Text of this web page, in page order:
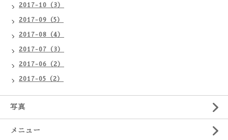
2017-10（3）
2017-09（5）
2017-08（4）
2017-07（3）
2017-06（2）
2017-05（2）
写真
メニュー